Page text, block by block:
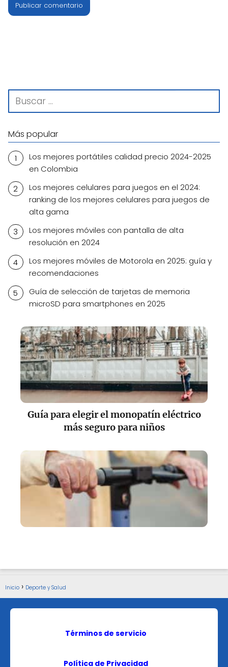
Más popular
Los mejores portátiles calidad precio 2024-2025
en Colombia
Los mejores celulares para juegos en el 2024:
ranking de los mejores celulares para juegos de
alta gama
Los mejores móviles con pantalla de alta
resolución en 2024
Los mejores móviles de Motorola en 2025: guía y
recomendaciones
Guía de selección de tarjetas de memoria
microSD para smartphones en 2025
Guía para elegir el monopatín eléctrico
más seguro para niños
Inicio Deporte y Salud
Términos de servicio
Política de Privacidad